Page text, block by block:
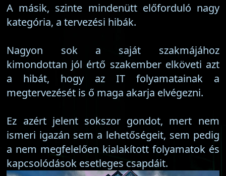
A másik, szinte mindenütt előforduló nagy
kategória, a tervezési hibák.
Nagyon sok a saját szakmájához
kimondottan jól értő szakember elköveti azt
a hibát, hogy az IT folyamatainak a
megtervezését is ő maga akarja elvégezni.
Ez azért jelent sokszor gondot, mert nem
ismeri igazán sem a lehetőségeit, sem pedig
a nem megfelelően kialakított folyamatok és
kapcsolódások esetleges csapdáit.